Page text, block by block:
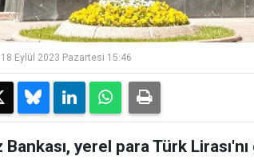
18 Eylül 2023 Pazartesi 15:46
Bankası, yerel para Türk